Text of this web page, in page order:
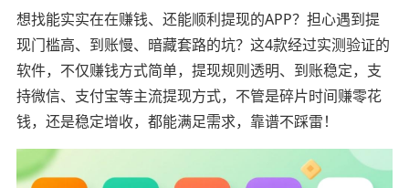
想找能实实在在赚钱、还能顺利提现的APP？担心遇到提
现门槛高、到账慢、暗藏套路的坑？这4款经过实测验证的
软件，不仅赚钱方式简单，提现规则透明、到账稳定，支
持微信、支付宝等主流提现方式，不管是碎片时间赚零花
钱，还是稳定增收，都能满足需求，靠谱不踩雷！